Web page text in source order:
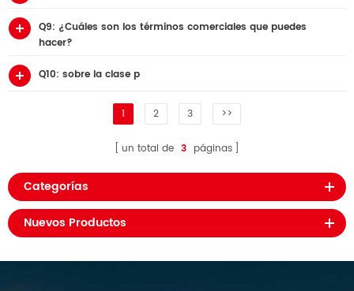
Q9: ¿Cuáles son los términos comerciales que puedes
hacer?
Q10: sobre la clase p
1 2 3 >>
un total de 3 páginas
Categorías
Nuevos Productos